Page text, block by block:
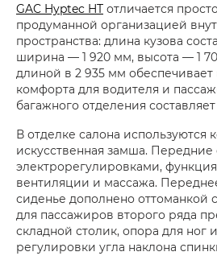
GAC Hyptec HT отличается
продуманной организацией
пространства: длина кузова
ширина — 1 920 мм, высота — 1
длиной в 2 935 мм
комфорта для водителя и
багажного отделения
В отделке салона используются
искусственная замша.
электрорегулировками,
вентиляции и массажа.
сиденье дополнено оттоманкой
для пассажиров второго ряда
складной столик, опора для ног
регулировки угла наклона